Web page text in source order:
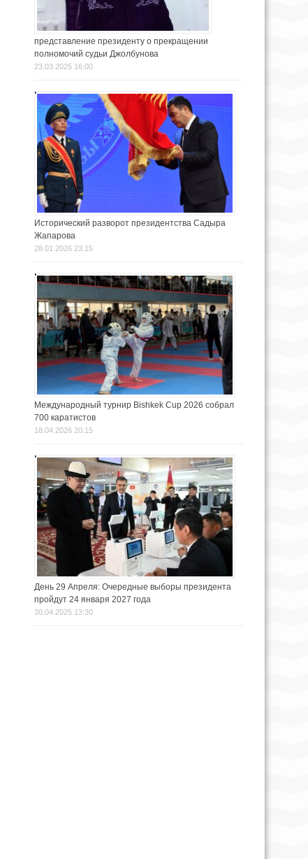
представление президенту о прекращении
полномочий судьи Джолбунова
23.03.2025 16:00
Исторический разворот президентства Садыра
Жапарова
28.01.2026 23:15
Международный турнир Bishkek Cup 2026 собрал
700 каратистов
18.04.2026 20:15
День 29 Апреля: Очередные выборы президента
пройдут 24 января 2027 года
30.04.2025 13:30